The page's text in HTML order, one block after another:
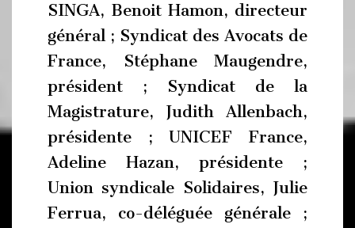
SINGA, Benoit Hamon, directeur
général ; Syndicat des Avocats de
France, Stéphane Maugendre,
président ; Syndicat de la
Magistrature, Judith Allenbach,
présidente ; UNICEF France,
Adeline Hazan, présidente ;
Union syndicale Solidaires, Julie
Ferrua, co-déléguée générale ;